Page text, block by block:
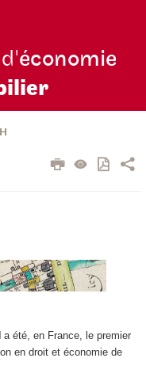
économie
a été, en France, le premier
en droit et économie de